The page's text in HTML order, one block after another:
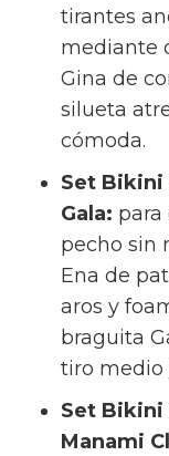
tirantes
mediante
Gina de
silueta
cómoda.
Set Bikini
Gala: para
pecho sin
Ena de
aros y
braguita
tiro medio
Set Bikini
Manami